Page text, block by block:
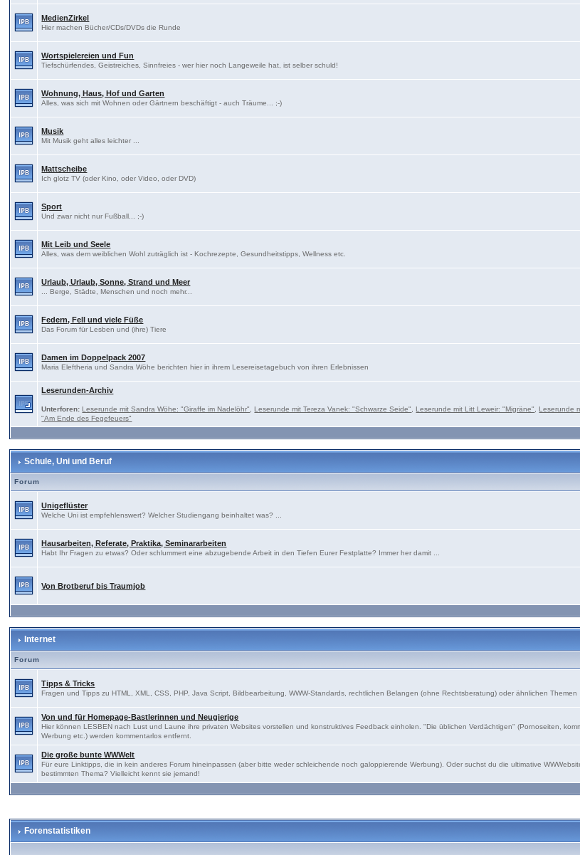
MedienZirkel
Hier machen Bücher/CDs/DVDs die Runde
Wortspielereien und Fun
Tiefschürfendes, Geistreiches, Sinnfreies - wer hier noch Langeweile hat, ist selber schuld!
Wohnung, Haus, Hof und Garten
Alles, was sich mit Wohnen oder Gärtnern beschäftigt - auch Träume... ;-)
Musik
Mit Musik geht alles leichter ...
Mattscheibe
Ich glotz TV (oder Kino, oder Video, oder DVD)
Sport
Und zwar nicht nur Fußball... ;-)
Mit Leib und Seele
Alles, was dem weiblichen Wohl zuträglich ist - Kochrezepte, Gesundheitstipps, Wellness etc.
Urlaub, Urlaub, Sonne, Strand und Meer
... Berge, Städte, Menschen und noch mehr...
Federn, Fell und viele Füße
Das Forum für Lesben und (ihre) Tiere
Damen im Doppelpack 2007
Maria Eleftheria und Sandra Wöhe berichten hier in ihrem Lesereisetagebuch von ihren Erlebnissen
Leserunden-Archiv
Unterforen: Leserunde mit Sandra Wöhe: "Giraffe im Nadelöhr" ,Leserunde mit Tereza Vanek: "Schwarze Seide" ,Leserunde mit Litt Leweir: "Migräne" ,Leserunde
"Am Ende des Fegefeuers"
Schule, Uni und Beruf
Forum
Unigeflüster
Welche Uni ist empfehlenswert? Welcher Studiengang beinhaltet was? ...
Hausarbeiten, Referate, Praktika, Seminararbeiten
Habt Ihr Fragen zu etwas? Oder schlummert eine abzugebende Arbeit in den Tiefen Eurer Festplatte? Immer her damit ...
Von Brotberuf bis Traumjob
Internet
Forum
Tipps & Tricks
Fragen und Tipps zu HTML, XML, CSS, PHP, Java Script, Bildbearbeitung, WWW-Standards, rechtlichen Belangen (ohne Rechtsberatung) oder ähnlichen Themen
Von und für Homepage-Bastlerinnen und Neugierige
Hier können LESBEN nach Lust und Laune ihre privaten Websites vorstellen und konstruktives Feedback einholen. "Die üblichen Verdächtigen" (Pornoseiten,
Werbung etc.) werden kommentarlos entfernt.
Die große bunte WWWelt
Für eure Linktipps, die in kein anderes Forum hineinpassen (aber bitte weder schleichende noch galoppierende Werbung). Oder suchst du die ultimative
bestimmten Thema? Vielleicht kennt sie jemand!
Forenstatistiken